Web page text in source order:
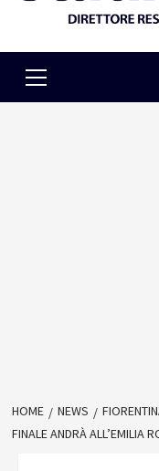
Menu
HOME NEWS
FINALE ANDRÀ ALL’EMILIA